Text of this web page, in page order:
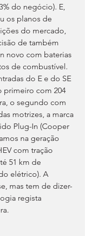
do negócio). E,
os planos de
do mercado,
de também
novo com baterias
de combustível.
do E e do SE
primeiro com 204
o segundo com
motrizes, a marca
Plug-In (Cooper
na geração
com tração
51 km de
elétrico). A
mas tem de dizer-
regista